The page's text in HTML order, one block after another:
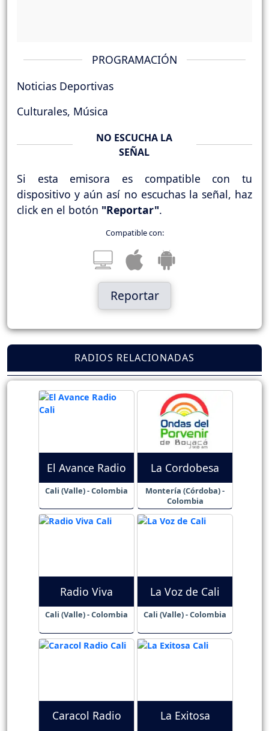
PROGRAMACIÓN
Noticias Deportivas
Culturales, Música
NO ESCUCHA LA
SEÑAL
Si esta emisora es compatible con tu
dispositivo y aún así no escuchas la señal, haz
click en el botón "Reportar".
Compatible con:
Reportar
RADIOS RELACIONADAS
El Avance Radio
Cali (Valle) - Colombia
La Cordobesa
Montería (Córdoba) -
Colombia
Radio Viva
Cali (Valle) - Colombia
La Voz de Cali
Cali (Valle) - Colombia
Caracol Radio La Exitosa